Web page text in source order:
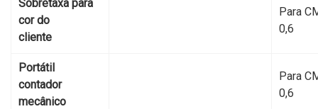
Sobretaxa para
cor do
cliente
Para
0,6
Portátil
contador
mecânico
Para
0,6